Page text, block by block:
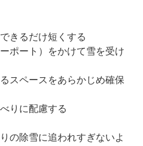
きるだけ短くする
ポート）をかけて雪を受け
スペースをあらかじめ確保
りに配慮する
の除雪に追われすぎないよ